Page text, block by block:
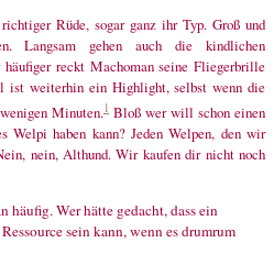
Rüde, sogar ganz ihr Typ. Groß und
Langsam gehen auch die kindlichen
reckt Machoman seine Fliegerbrille
ist weiterhin ein Highlight, selbst wenn die
Minuten.1 Bloß wer will schon einen
Welpi haben kann? Jeden Welpen, den wir
nein, Althund. Wir kaufen dir nicht noch
häufig. Wer hätte gedacht, dass ein
sein kann, wenn es drumrum